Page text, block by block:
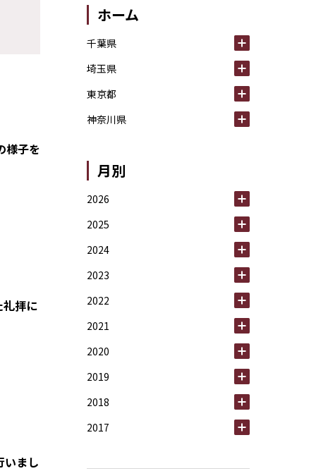
様子を
礼拝に
いまし
ホーム
千葉県
埼玉県
東京都
神奈川県
月別
2026
2025
2024
2023
2022
2021
2020
2019
2018
2017